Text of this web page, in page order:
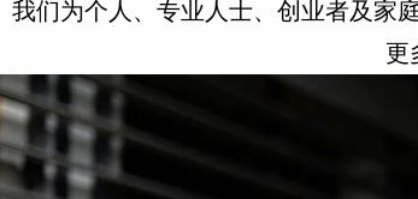
我们为个人、专业人士、创业者及家
更